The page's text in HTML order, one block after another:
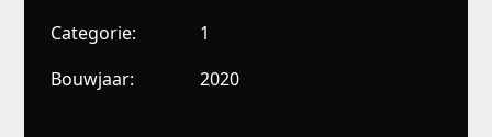
Categorie:
1
Bouwjaar:
2020